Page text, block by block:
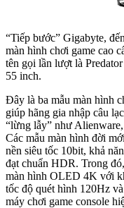
“Tiếp bước” Gigabyte,
màn hình chơi game cao
tên gọi lần lượt là
55 inch.
Đây là ba mẫu màn hình
giúp hãng gia nhập câu
“lừng lẫy” như
Các mẫu màn hình đời
nền siêu tốc 10bit, khả
đạt chuẩn HDR. Trong
màn hình OLED 4K với
tốc độ quét hình 120Hz
máy chơi game console